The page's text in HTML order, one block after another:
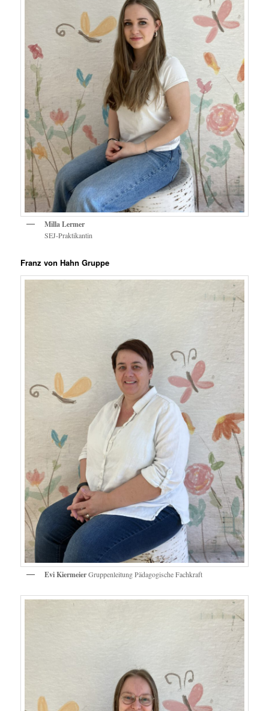
Milla Lermer
SEJ-Praktikantin
Franz von Hahn Gruppe
Evi KiermeierGruppenleitung Pädagogische Fachkraft